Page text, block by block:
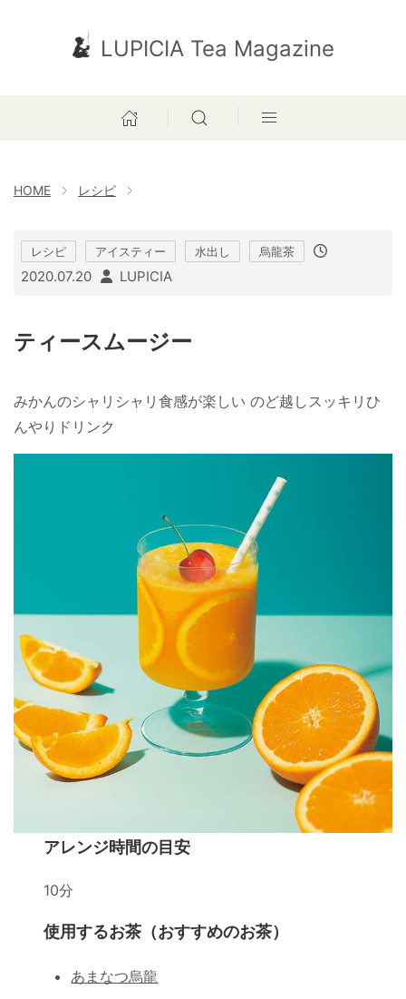
LUPICIA Tea Magazine
HOME レシピ
レシピ アイスティー 水出し 烏龍茶
2020.07.20 LUPICIA
ティースムージー
みかんのシャリシャリ食感が楽しい のど越しスッキリひ
んやりドリンク
アレンジ時間の目安
10分
使用するお茶（おすすめのお茶）
あまなつ烏龍